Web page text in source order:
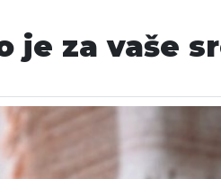
je za vaše